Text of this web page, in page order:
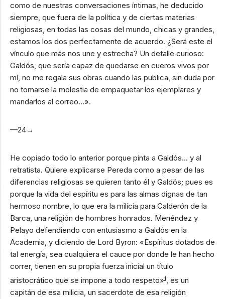
como de nuestras conversaciones íntimas, he deducido
siempre, que fuera de la política y de ciertas materias
religiosas, en todas las cosas del mundo, chicas y grandes,
estamos los dos perfectamente de acuerdo. ¿Será este el
vínculo que más nos une y estrecha? Un detalle curioso:
Galdós, que sería capaz de quedarse en cueros vivos por
mí, no me regala sus obras cuando las publica, sin duda por
no tomarse la molestia de empaquetar los ejemplares y
mandarlos al correo…».
—24→
He copiado todo lo anterior porque pinta a Galdós… y al
retratista. Quiere explicarse Pereda como a pesar de las
diferencias religiosas se quieren tanto él y Galdós; pues es
porque la vida del espíritu es para las almas dignas de tan
hermoso nombre, lo que era la milicia para Calderón de la
Barca, una religión de hombres honrados. Menéndez y
Pelayo defendiendo con entusiasmo a Galdós en la
Academia, y diciendo de Lord Byron: «Espíritus dotados de
tal energía, sea cualquiera el cauce por donde le han hecho
correr, tienen en su propia fuerza inicial un título
aristocrático que se impone a todo respeto»1, es un
capitán de esa milicia, un sacerdote de esa religión